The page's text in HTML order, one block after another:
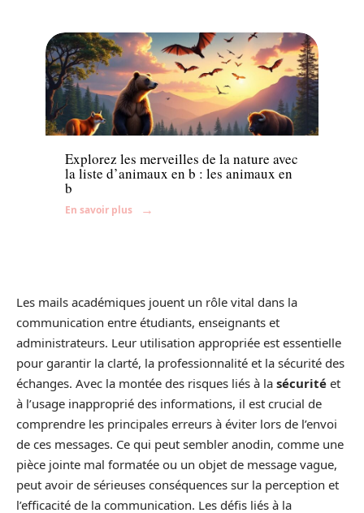
Famille
Explorez les merveilles de la nature avec
la liste d’animaux en b : les animaux en
b
En savoir plus
Les mails académiques jouent un rôle vital dans la
communication entre étudiants, enseignants et
administrateurs. Leur utilisation appropriée est essentielle
pour garantir la clarté, la professionnalité et la sécurité des
échanges. Avec la montée des risques liés à la sécurité et
à l’usage inapproprié des informations, il est crucial de
comprendre les principales erreurs à éviter lors de l’envoi
de ces messages. Ce qui peut sembler anodin, comme une
pièce jointe mal formatée ou un objet de message vague,
peut avoir de sérieuses conséquences sur la perception et
l’efficacité de la communication. Les défis liés à la